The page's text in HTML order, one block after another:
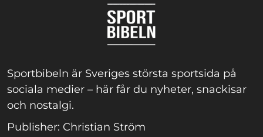
Sportbibeln är Sveriges största sportsida på
sociala medier – här får du nyheter, snackisar
och nostalgi.
Publisher: Christian Ström